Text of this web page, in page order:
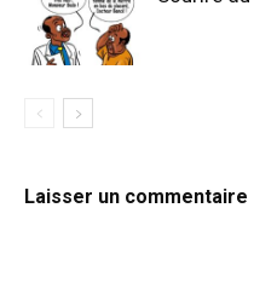
Laisser un commentaire